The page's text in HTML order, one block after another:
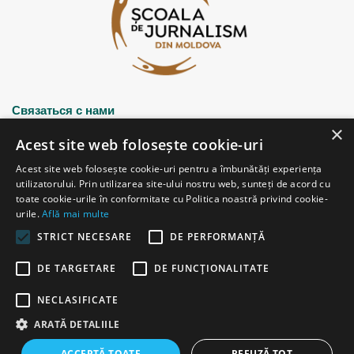
Связаться с нами
Strada Șciusev, 53
2012 Chișinău, Republica Moldova
tel: (+373 22) 213652, 227539
fax: (+373 22) 226681
Email: redactia@ijc.md
FacebookYouTubeInstagramTelegram
×
Acest site web folosește cookie-uri
Acest site web folosește cookie-uri pentru a îmbunătăți experiența
utilizatorului. Prin utilizarea site-ului nostru web, sunteți de acord cu
toate cookie-urile în conformitate cu Politica noastră privind cookie-
urile.Află mai multe
STRICT NECESARE
DE PERFORMANȚĂ
DE TARGETARE DE FUNCŢIONALITATE
NECLASIFICATE
ARATĂ DETALIILE